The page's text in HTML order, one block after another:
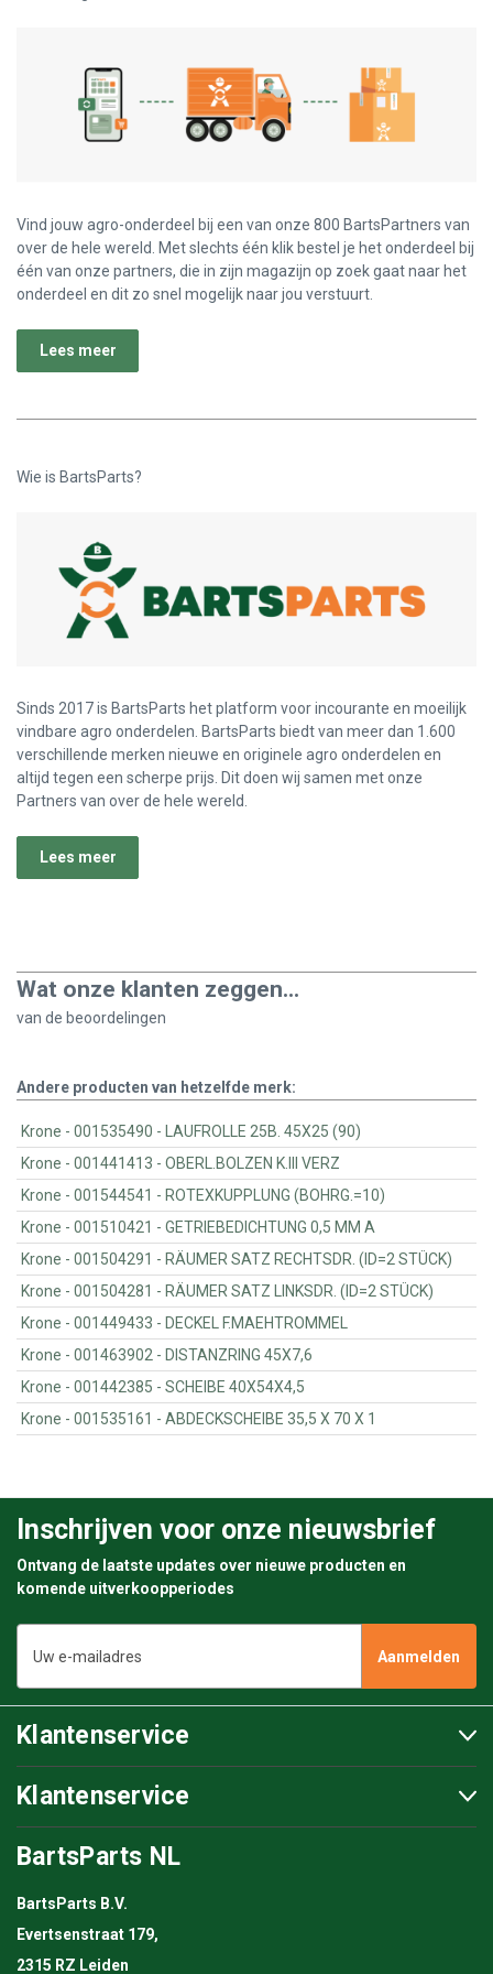
Vind jouw agro-onderdeel bij een van onze 800 BartsPartners van
over de hele wereld. Met slechts één klik bestel je het onderdeel bij
één van onze partners, die in zijn magazijn op zoek gaat naar het
onderdeel en dit zo snel mogelijk naar jou verstuurt.
Lees meer
Wie is BartsParts?
Sinds 2017 is BartsParts het platform voor incourante en moeilijk
vindbare agro onderdelen. BartsParts biedt van meer dan 1.600
verschillende merken nieuwe en originele agro onderdelen en
altijd tegen een scherpe prijs. Dit doen wij samen met onze
Partners van over de hele wereld.
Lees meer
Wat onze klanten zeggen...
van de beoordelingen
Andere producten van hetzelfde merk:
Krone - 001535490 - LAUFROLLE 25B. 45X25 (90)
Krone - 001441413 - OBERL.BOLZEN K.III VERZ
Krone - 001544541 - ROTEXKUPPLUNG (BOHRG.=10)
Krone - 001510421 - GETRIEBEDICHTUNG 0,5 MM A
Krone - 001504291 - RÄUMER SATZ RECHTSDR. (ID=2 STÜCK)
Krone - 001504281 - RÄUMER SATZ LINKSDR. (ID=2 STÜCK)
Krone - 001449433 - DECKEL F.MAEHTROMMEL
Krone - 001463902 - DISTANZRING 45X7,6
Krone - 001442385 - SCHEIBE 40X54X4,5
Krone - 001535161 - ABDECKSCHEIBE 35,5 X 70 X 1
Inschrijven voor onze nieuwsbrief
Ontvang de laatste updates over nieuwe producten en
komende uitverkoopperiodes
mailadres
Klantenservice
Klantenservice
BartsParts NL
BartsParts B.V.
Evertsenstraat 179,
2315 RZ Leiden